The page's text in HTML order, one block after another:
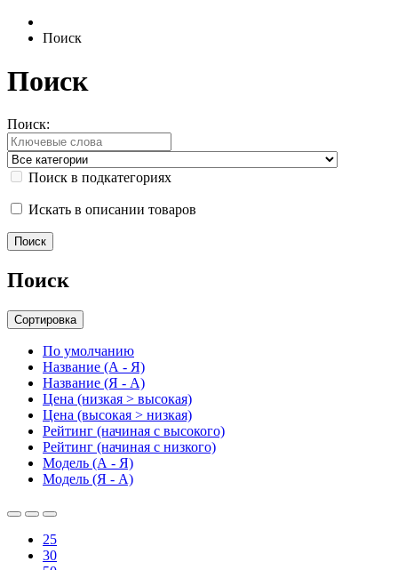
Поиск
Поиск
Поиск:
Поиск в подкатегориях
Искать в описании товаров
Поиск
Сортировка
По умолчанию
Название (А - Я)
Название (Я - А)
Цена (низкая > высокая)
Цена (высокая > низкая)
Рейтинг (начиная с высокого)
Рейтинг (начиная с низкого)
Модель (А - Я)
Модель (Я - А)
25
30